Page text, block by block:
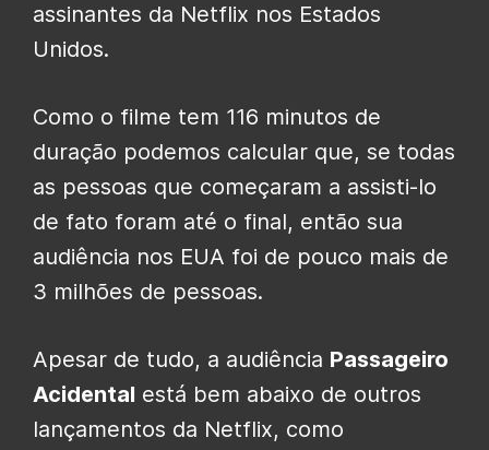
assinantes da Netflix nos Estados
Unidos.
Como o filme tem 116 minutos de
duração podemos calcular que, se todas
as pessoas que começaram a assisti-lo
de fato foram até o final, então sua
audiência nos EUA foi de pouco mais de
3 milhões de pessoas.
Apesar de tudo, a audiência Passageiro
Acidental está bem abaixo de outros
lançamentos da Netflix, como